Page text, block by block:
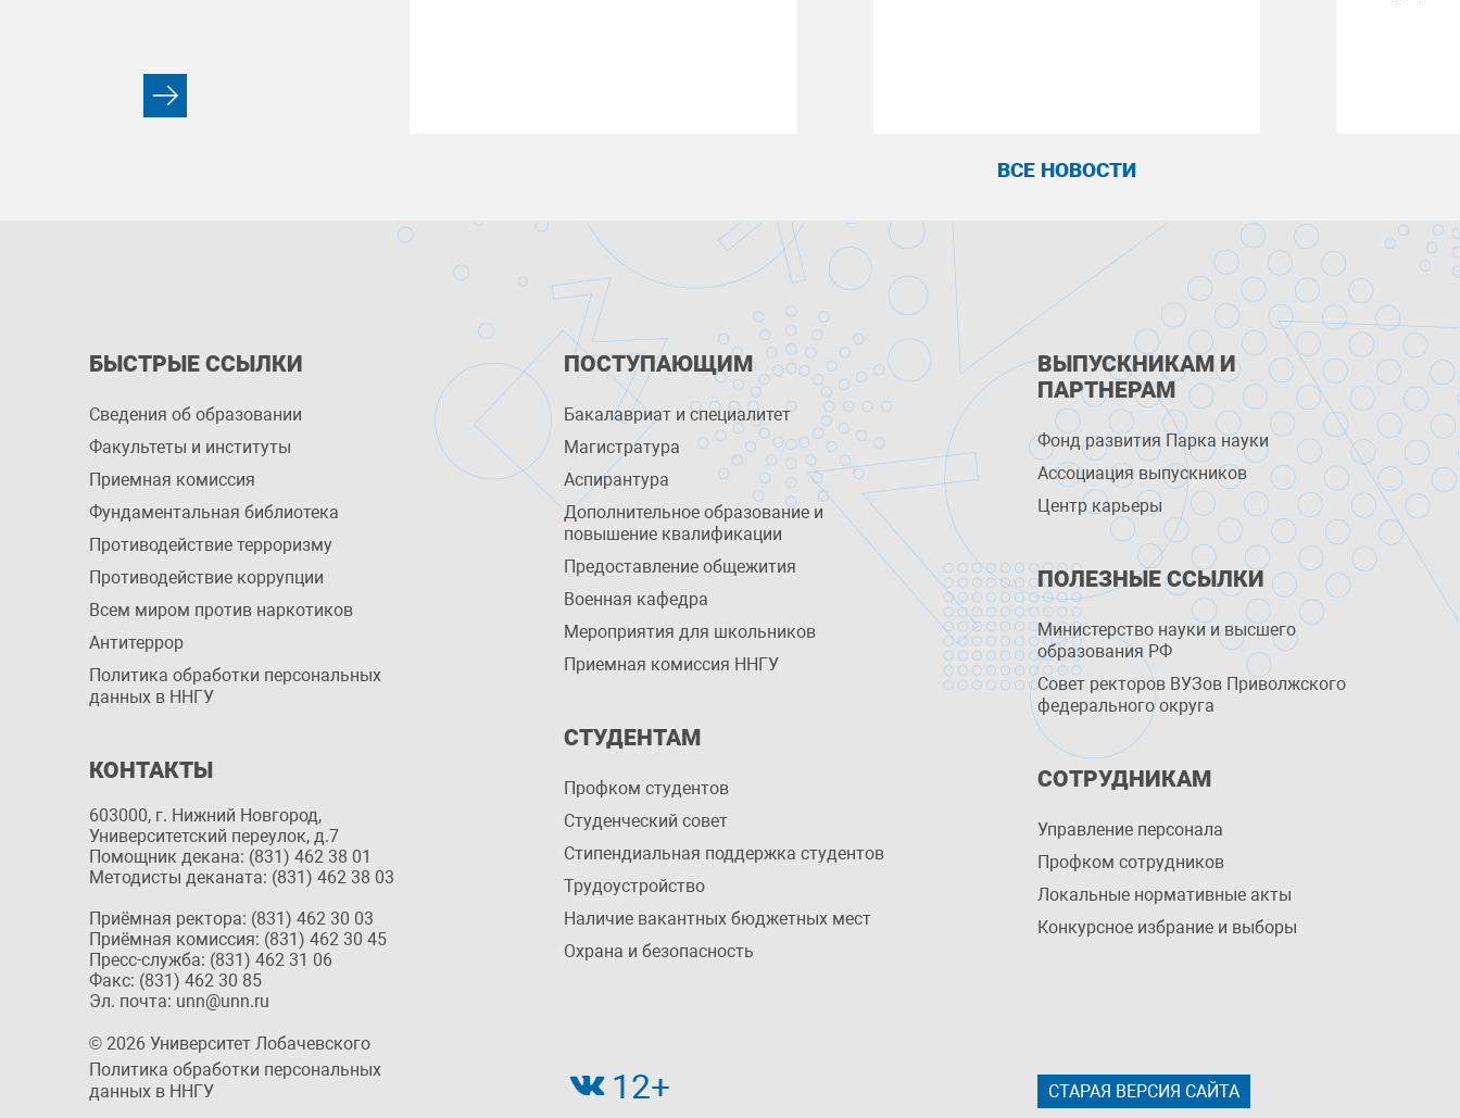
ВСЕ НОВОСТИ
БЫСТРЫЕ ССЫЛКИ
Сведения об образовании
Факультеты и институты
Приемная комиссия
Фундаментальная библиотека
Противодействие терроризму
Противодействие коррупции
Всем миром против наркотиков
Антитеррор
Политика обработки персональных
данных в ННГУ
КОНТАКТЫ
603000, г. Нижний Новгород,
Университетский переулок, д.7
Помощник декана: (831) 462 38 01
Методисты деканата: (831) 462 38 03
Приёмная ректора: (831) 462 30 03
Приёмная комиссия: (831) 462 30 45
Пресс-служба: (831) 462 31 06
Факс: (831) 462 30 85
Эл. почта: unn@unn.ru
ПОСТУПАЮЩИМ
Бакалавриат и специалитет
Магистратура
Аспирантура
Дополнительное образование и
повышение квалификации
Предоставление общежития
Военная кафедра
Мероприятия для школьников
Приемная комиссия ННГУ
СТУДЕНТАМ
Профком студентов
Студенческий совет
Стипендиальная поддержка студентов
Трудоустройство
Наличие вакантных бюджетных мест
Охрана и безопасность
ВЫПУСКНИКАМ И
ПАРТНЕРАМ
Фонд развития Парка науки
Ассоциация выпускников
Центр карьеры
ПОЛЕЗНЫЕ ССЫЛКИ
Министерство науки и высшего
образования РФ
Совет ректоров ВУЗов Приволжского
федерального округа
СОТРУДНИКАМ
Управление персоналa
Профком сотрудников
Локальные нормативные акты
Конкурсное избрание и выборы
© 2026 Университет Лобачевского
Политика обработки персональных
данных в ННГУ
12+ СТАРАЯ ВЕРСИЯ САЙТА